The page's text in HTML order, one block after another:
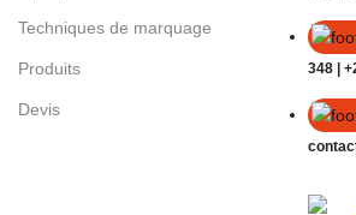
Techniques de marquage
Produits
Devis
348 |